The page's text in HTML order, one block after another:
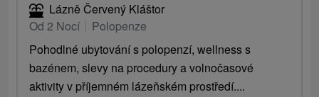
Lázně Červený Kláštor
Od 2 Nocí
Polopenze
Pohodlné ubytování s polopenzí, wellness s
bazénem, ​​slevy na procedury a volnočasové
aktivity v příjemném lázeňském prostředí....